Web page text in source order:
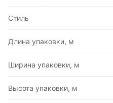
Стиль
Длина упаковки, м
Ширина упаковки, м
Высота упаковки, м